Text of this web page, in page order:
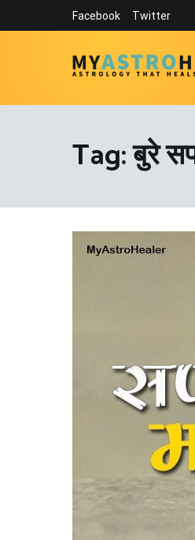
Facebook Twitter
MyAstroHealer
Tag:बुरे